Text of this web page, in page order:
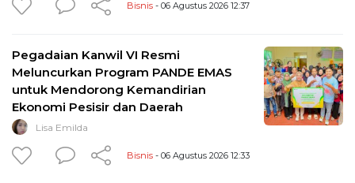
Bisnis - 06 Agustus 2026 12:37
Pegadaian Kanwil VI Resmi
Meluncurkan Program PANDE EMAS
untuk Mendorong Kemandirian
Ekonomi Pesisir dan Daerah
Lisa Emilda
Bisnis - 06 Agustus 2026 12:33